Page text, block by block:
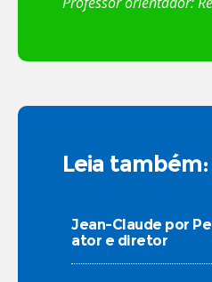
Leia também:
Jean-Claude por
ator e diretor